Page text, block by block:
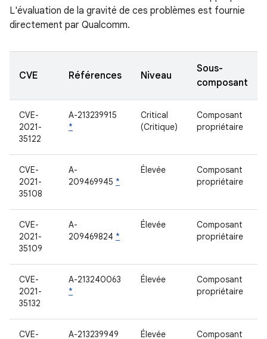
L'évaluation de la gravité de ces problèmes est fournie
directement par Qualcomm.
CVE Références Niveau
Sous-
composant
CVE-
2021-
35122
A-213239915
*
Critical
(Critique)
Composant
propriétaire
CVE-
2021-
35108
A-
209469945 *
Élevée
Composant
propriétaire
CVE-
2021-
35109
A-
209469824 *
Élevée
Composant
propriétaire
CVE-
2021-
35132
A-213240063
*
Élevée
Composant
propriétaire
CVE-
A-213239949
Élevée
Composant